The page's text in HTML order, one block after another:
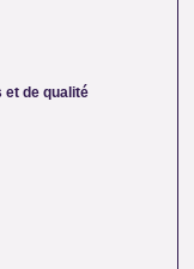
et de qualité
pour
traitées et
afin de vous